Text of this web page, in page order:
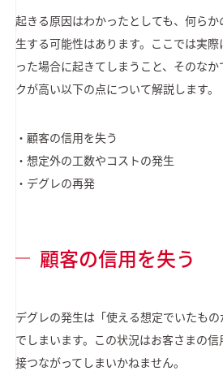
起きる原因はわかったとしても、何ら
生する可能性はあります。ここでは実
った場合に起きてしまうこと、そのな
クが高い以下の点について解説します。
・顧客の信用を失う
・想定外の工数やコストの発生
・デグレの再発
顧客の信用を失う
デグレの発生は「使える想定でいたも
でしまいます。この状況はお客さまの
接つながってしまいかねません。